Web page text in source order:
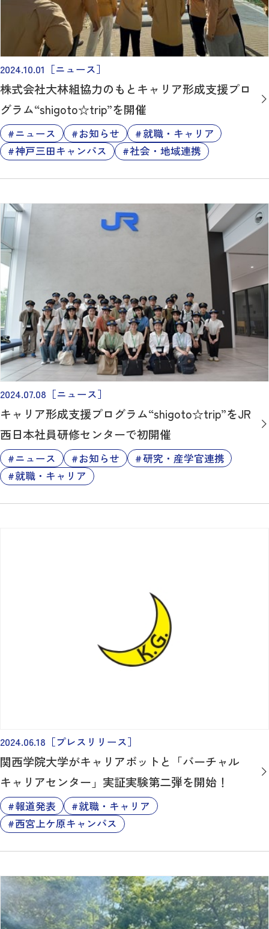
2024.10.01 ［ニュース］
株式会社大林組協力のもとキャリア形成支援プロ
グラム“shigoto☆trip”を開催
ニュース お知らせ
就職・キャリア
神戸三田キャンパス
社会・地域連携
2024.07.08 ［ニュース］
キャリア形成支援プログラム“shigoto☆trip”をJR
西日本社員研修センターで初開催
ニュース お知らせ
研究・産学官連携
就職・キャリア
2024.06.18 ［プレスリリース］
関西学院大学がキャリアボットと「バーチャル
キャリアセンター」実証実験第二弾を開始！
報道発表
就職・キャリア
西宮上ケ原キャンパス